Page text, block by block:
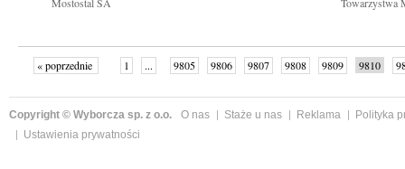
« poprzednie 1 ... 9805 9806 9807 9808 9809 9810
Copyright © Wyborcza sp. z o.o. O nas Staże u nas Reklama
Polityka
Ustawienia prywatności